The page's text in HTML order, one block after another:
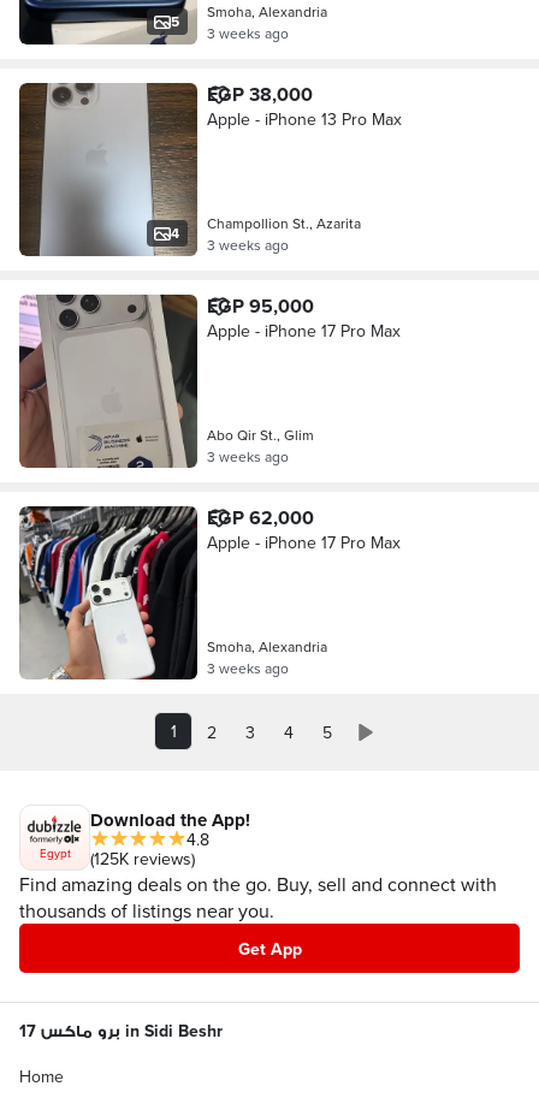
5
Smoha, Alexandria
3 weeks ago
4
EGP 38,000
Apple - iPhone 13 Pro Max
Champollion St., Azarita
3 weeks ago
EGP 95,000
Apple - iPhone 17 Pro Max
Abo Qir St., Glim
3 weeks ago
EGP 62,000
Apple - iPhone 17 Pro Max
Smoha, Alexandria
3 weeks ago
1 2 3 4 5
Egypt
Download the App!
4.8
(125K reviews)
Find amazing deals on the go. Buy, sell and connect with
thousands of listings near you.
Get App
17 برو ماكس in Sidi Beshr
Home